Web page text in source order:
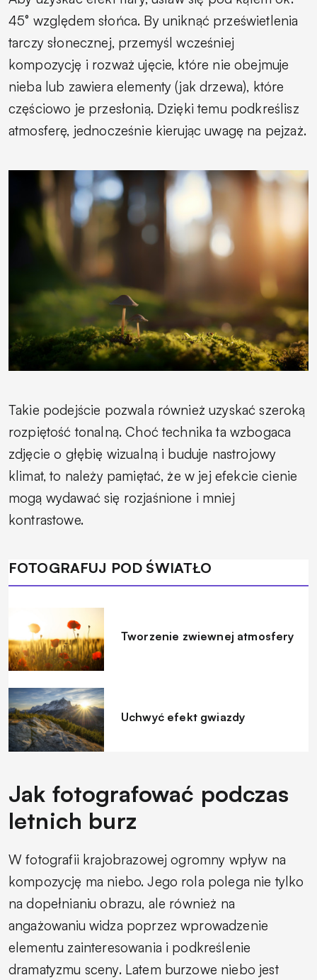
45° względem słońca. By uniknąć prześwietlenia
tarczy słonecznej, przemyśl wcześniej
kompozycję i rozważ ujęcie, które nie obejmuje
nieba lub zawiera elementy (jak drzewa), które
częściowo je przesłonią. Dzięki temu podkreślisz
atmosferę, jednocześnie kierując uwagę na pejzaż.
Takie podejście pozwala również uzyskać szeroką
rozpiętość tonalną. Choć technika ta wzbogaca
zdjęcie o głębię wizualną i buduje nastrojowy
klimat, to należy pamiętać, że w jej efekcie cienie
mogą wydawać się rozjaśnione i mniej
kontrastowe.
FOTOGRAFUJ POD ŚWIATŁO
Tworzenie zwiewnej atmosfery
Uchwyć efekt gwiazdy
Jak fotografować podczas
letnich burz
W fotografii krajobrazowej ogromny wpływ na
kompozycję ma niebo. Jego rola polega nie tylko
na dopełnianiu obrazu, ale również na
angażowaniu widza poprzez wprowadzenie
elementu zainteresowania i podkreślenie
dramatyzmu sceny. Latem burzowe niebo jest